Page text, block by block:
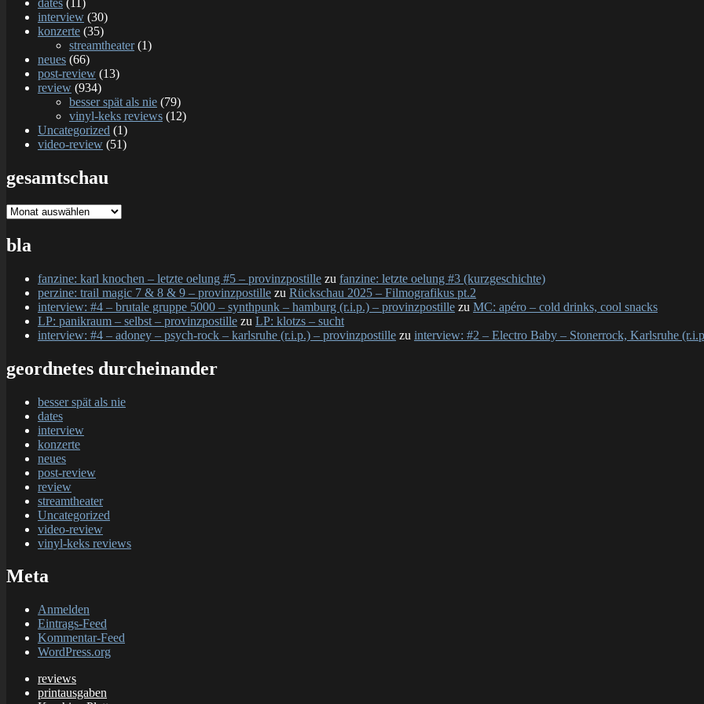
dates (11)
interview (30)
konzerte (35)
streamtheater(1)
neues (66)
post-review (13)
review (934)
besser spät als nie (79)
vinyl-keks reviews (12)
Uncategorized (1)
video-review (51)
gesamtschau
gesamtschau
bla
fanzine: karl knochen – letzte oelung #5 – provinzpostille zu fanzine: letzte oelung #3 (kurzgeschichte)
perzine: trail magic 7 & 8 & 9 – provinzpostille zu Rückschau 2025 – Filmografikus pt.2
interview: #4 – brutale gruppe 5000 – synthpunk – hamburg (r.i.p.) – provinzpostille zu MC: apéro – cold drinks, cool snacks
LP: panikraum – selbst – provinzpostille zu LP: klotzs – sucht
interview: #4 – adoney – psych-rock – karlsruhe (r.i.p.) – provinzpostille zu interview: #2 – Electro Baby – Stonerrock, Karlsruhe
geordnetes durcheinander
besser spät als nie
dates
interview
konzerte
neues
post-review
review
streamtheater
Uncategorized
video-review
vinyl-keks reviews
Meta
Anmelden
Eintrags-Feed
Kommentar-Feed
WordPress.org
reviews
printausgaben